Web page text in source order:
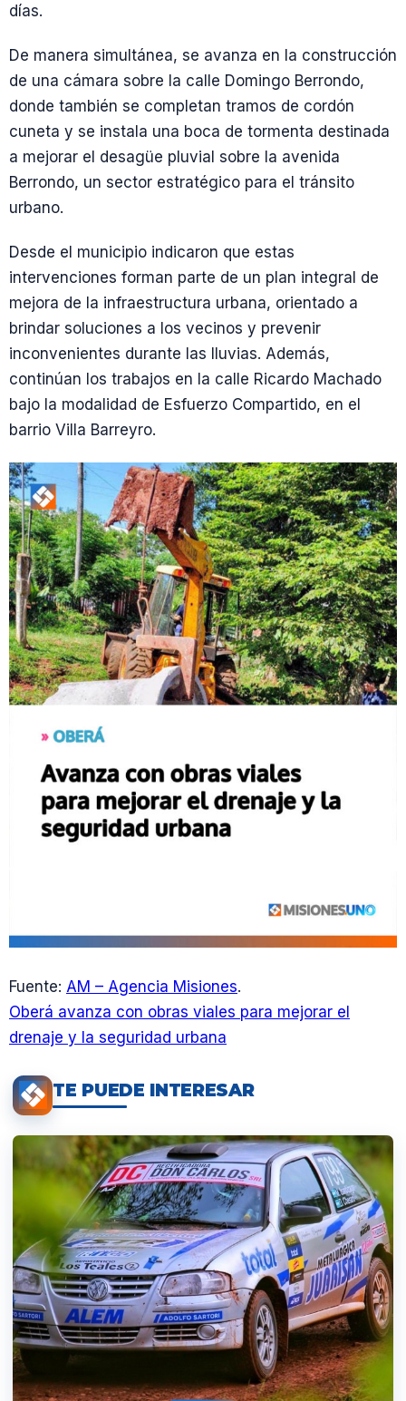
días.
De manera simultánea, se avanza en la construcción
de una cámara sobre la calle Domingo Berrondo,
donde también se completan tramos de cordón
cuneta y se instala una boca de tormenta destinada
a mejorar el desagüe pluvial sobre la avenida
Berrondo, un sector estratégico para el tránsito
urbano.
Desde el municipio indicaron que estas
intervenciones forman parte de un plan integral de
mejora de la infraestructura urbana, orientado a
brindar soluciones a los vecinos y prevenir
inconvenientes durante las lluvias. Además,
continúan los trabajos en la calle Ricardo Machado
bajo la modalidad de Esfuerzo Compartido, en el
barrio Villa Barreyro.
Fuente: AM – Agencia Misiones.
Oberá avanza con obras viales para mejorar el
drenaje y la seguridad urbana
TE PUEDE INTERESAR